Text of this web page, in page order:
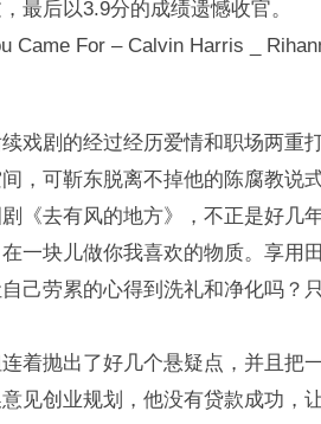
最后以3.9分的成绩遗憾收官。
Came For – Calvin Harris _
戏剧的经过经历爱情和职场两重
，可靳东脱离不掉他的陈腐教说
《去有风的地方》，不正是好几
一块儿做你我喜欢的物质。享用
己劳累的心得到洗礼和净化吗？
着抛出了好几个悬疑点，并且把一
见创业规划，他没有贷款成功，